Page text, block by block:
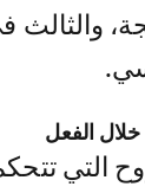
والثالث
الفعل
التي